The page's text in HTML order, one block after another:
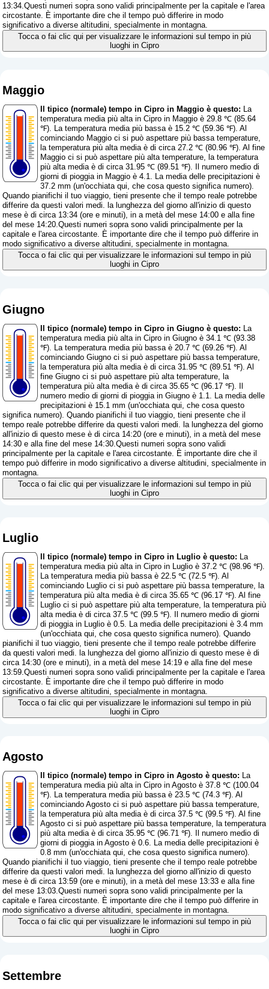
13:34.Questi numeri sopra sono validi principalmente per la capitale e l'area
circostante. È importante dire che il tempo può differire in modo
significativo a diverse altitudini, specialmente in montagna.
Tocca o fai clic qui per visualizzare le informazioni sul tempo in più
luoghi in Cipro
Maggio
Il tipico (normale) tempo in Cipro in Maggio è questo: La
temperatura media più alta in Cipro in Maggio è 29.8 ℃ (85.64
℉). La temperatura media più bassa è 15.2 ℃ (59.36 ℉). Al
cominciando Maggio ci si può aspettare più bassa temperature,
la temperatura più alta media è di circa 27.2 ℃ (80.96 ℉). Al fine
Maggio ci si può aspettare più alta temperature, la temperatura
più alta media è di circa 31.95 ℃ (89.51 ℉). Il numero medio di
giorni di pioggia in Maggio è 4.1. La media delle precipitazioni è
37.2 mm (un'occhiata qui, che cosa questo significa numero).
Quando pianifichi il tuo viaggio, tieni presente che il tempo reale potrebbe
differire da questi valori medi. la lunghezza del giorno all'inizio di questo
mese è di circa 13:34 (ore e minuti), in a metà del mese 14:00 e alla fine
del mese 14:20.Questi numeri sopra sono validi principalmente per la
capitale e l'area circostante. È importante dire che il tempo può differire in
modo significativo a diverse altitudini, specialmente in montagna.
Tocca o fai clic qui per visualizzare le informazioni sul tempo in più
luoghi in Cipro
Giugno
Il tipico (normale) tempo in Cipro in Giugno è questo: La
temperatura media più alta in Cipro in Giugno è 34.1 ℃ (93.38
℉). La temperatura media più bassa è 20.7 ℃ (69.26 ℉). Al
cominciando Giugno ci si può aspettare più bassa temperature,
la temperatura più alta media è di circa 31.95 ℃ (89.51 ℉). Al
fine Giugno ci si può aspettare più alta temperature, la
temperatura più alta media è di circa 35.65 ℃ (96.17 ℉). Il
numero medio di giorni di pioggia in Giugno è 1.1. La media delle
precipitazioni è 15.1 mm (un'occhiata qui, che cosa questo
significa numero). Quando pianifichi il tuo viaggio, tieni presente che il
tempo reale potrebbe differire da questi valori medi. la lunghezza del giorno
all'inizio di questo mese è di circa 14:20 (ore e minuti), in a metà del mese
14:30 e alla fine del mese 14:30.Questi numeri sopra sono validi
principalmente per la capitale e l'area circostante. È importante dire che il
tempo può differire in modo significativo a diverse altitudini, specialmente in
montagna.
Tocca o fai clic qui per visualizzare le informazioni sul tempo in più
luoghi in Cipro
Luglio
Il tipico (normale) tempo in Cipro in Luglio è questo: La
temperatura media più alta in Cipro in Luglio è 37.2 ℃ (98.96 ℉).
La temperatura media più bassa è 22.5 ℃ (72.5 ℉). Al
cominciando Luglio ci si può aspettare più bassa temperature, la
temperatura più alta media è di circa 35.65 ℃ (96.17 ℉). Al fine
Luglio ci si può aspettare più alta temperature, la temperatura più
alta media è di circa 37.5 ℃ (99.5 ℉). Il numero medio di giorni
di pioggia in Luglio è 0.5. La media delle precipitazioni è 3.4 mm
(un'occhiata qui, che cosa questo significa numero). Quando
pianifichi il tuo viaggio, tieni presente che il tempo reale potrebbe differire
da questi valori medi. la lunghezza del giorno all'inizio di questo mese è di
circa 14:30 (ore e minuti), in a metà del mese 14:19 e alla fine del mese
13:59.Questi numeri sopra sono validi principalmente per la capitale e l'area
circostante. È importante dire che il tempo può differire in modo
significativo a diverse altitudini, specialmente in montagna.
Tocca o fai clic qui per visualizzare le informazioni sul tempo in più
luoghi in Cipro
Agosto
Il tipico (normale) tempo in Cipro in Agosto è questo: La
temperatura media più alta in Cipro in Agosto è 37.8 ℃ (100.04
℉). La temperatura media più bassa è 23.5 ℃ (74.3 ℉). Al
cominciando Agosto ci si può aspettare più bassa temperature,
la temperatura più alta media è di circa 37.5 ℃ (99.5 ℉). Al fine
Agosto ci si può aspettare più bassa temperature, la temperatura
più alta media è di circa 35.95 ℃ (96.71 ℉). Il numero medio di
giorni di pioggia in Agosto è 0.6. La media delle precipitazioni è
0.8 mm (un'occhiata qui, che cosa questo significa numero).
Quando pianifichi il tuo viaggio, tieni presente che il tempo reale potrebbe
differire da questi valori medi. la lunghezza del giorno all'inizio di questo
mese è di circa 13:59 (ore e minuti), in a metà del mese 13:33 e alla fine
del mese 13:03.Questi numeri sopra sono validi principalmente per la
capitale e l'area circostante. È importante dire che il tempo può differire in
modo significativo a diverse altitudini, specialmente in montagna.
Tocca o fai clic qui per visualizzare le informazioni sul tempo in più
luoghi in Cipro
Settembre